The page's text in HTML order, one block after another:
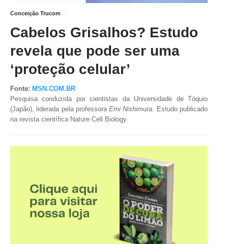
TV DE BEM COM A NATUREZA
FALE CONOSCO
ASSINE O SITE
Conceição Trucom
Cabelos Grisalhos? Estudo
revela que pode ser uma
‘proteção celular’
Fonte: MSN.COM.BR
Pesquisa conduzida por cientistas da Universidade de Tóquio
(Japão), liderada pela professoraEmi Nishimura. Estudo publicado
na revista científica Nature Cell Biology.